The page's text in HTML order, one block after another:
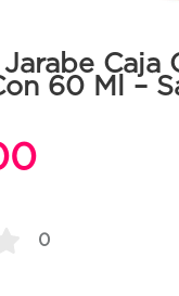
Caja
60 Ml –
0